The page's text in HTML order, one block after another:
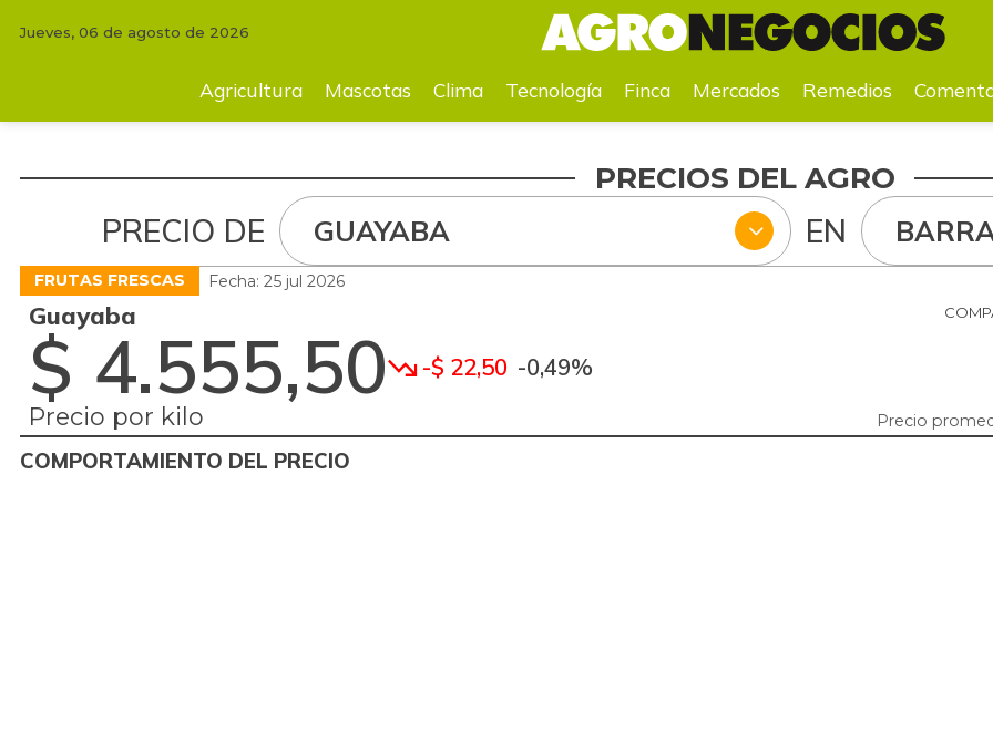
Mascotas Clima Tecnología Mercados Remedios Comentarios Agenda
Jueves, 06 de agosto de 2026
Agricultura Mascotas Clima Tecnología Finca Mercados Remedios
PRECIOS DEL AGRO
PRECIO DE GUAYABA EN
FRUTAS FRESCAS Fecha: 25 jul 2026
Guayaba
$ 4.555,50 -$ 22,50 -0,49%
Precio por kilo
Precio
COMPORTAMIENTO DEL PRECIO